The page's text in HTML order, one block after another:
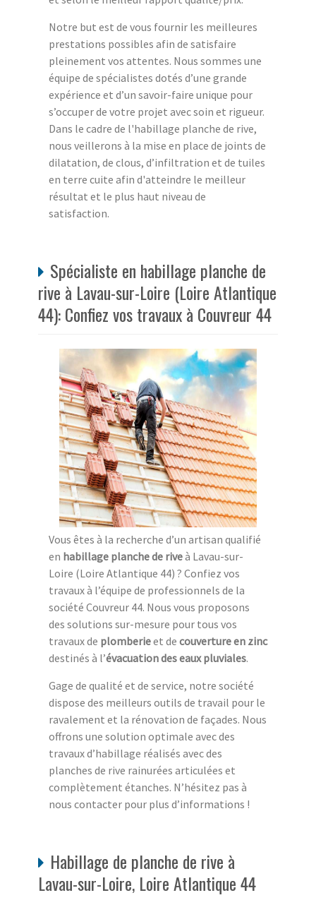
Notre but est de vous fournir les meilleures
prestations possibles afin de satisfaire
pleinement vos attentes. Nous sommes une
équipe de spécialistes dotés d’une grande
expérience et d’un savoir-faire unique pour
s’occuper de votre projet avec soin et rigueur.
Dans le cadre de l'habillage planche de rive,
nous veillerons à la mise en place de joints de
dilatation, de clous, d’infiltration et de tuiles
en terre cuite afin d'atteindre le meilleur
résultat et le plus haut niveau de
satisfaction.
Spécialiste en habillage planche de
rive à Lavau-sur-Loire (Loire Atlantique
44): Confiez vos travaux à Couvreur 44
Vous êtes à la recherche d’un artisan qualifié
en habillage planche de riveà Lavau-sur-
Loire (Loire Atlantique 44) ? Confiez vos
travaux à l’équipe de professionnels de la
société Couvreur 44. Nous vous proposons
des solutions sur-mesure pour tous vos
travaux de plomberieet de couverture en zinc
destinés à l’évacuation des eaux pluviales.
Gage de qualité et de service, notre société
dispose des meilleurs outils de travail pour le
ravalement et la rénovation de façades. Nous
offrons une solution optimale avec des
travaux d’habillage réalisés avec des
planches de rive rainurées articulées et
complètement étanches. N’hésitez pas à
nous contacter pour plus d’informations !
Habillage de planche de rive à
Lavau-sur-Loire, Loire Atlantique 44